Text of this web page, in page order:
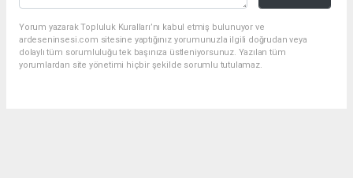
Yorum yazarak Topluluk Kuralları’nı kabul etmiş bulunuyor ve
ardeseninsesi.com sitesine yaptığınız yorumunuzla ilgili doğrudan veya
dolaylı tüm sorumluluğu tek başınıza üstleniyorsunuz. Yazılan tüm
yorumlardan site yönetimi hiçbir şekilde sorumlu tutulamaz.